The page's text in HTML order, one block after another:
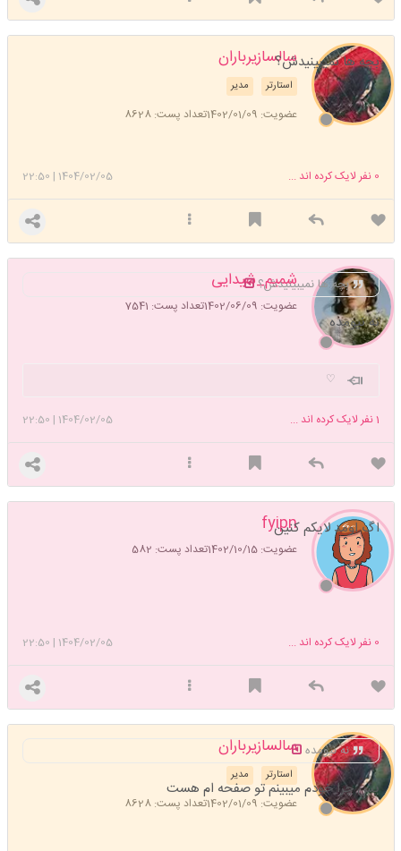
سالسازیرباران
مدیر استارتر
عضویت: 1402/01/09 تعداد پست: 8628
بچه ها نمیبینیدش؟
1404/02/05
|
22:50 0 نفر لایک کرده اند ...
شمیم_شیدایی
عضویت: 1402/06/09 تعداد پست: 7541
بچه ها نمیبینیدش؟
نه نیومده
♡
1404/02/05
|
22:50 1نفر لایک کرده اند ...
fyipn
عضویت: 1402/10/15 تعداد پست: 582
اگ اومد لایکم کنین
1404/02/05
|
22:50 0 نفر لایک کرده اند ...
سالسازیرباران
مدیر استارتر
عضویت: 1402/01/09 تعداد پست: 8628
نه نیومده
پس چرا خودم میبینم تو صفحه ام هست